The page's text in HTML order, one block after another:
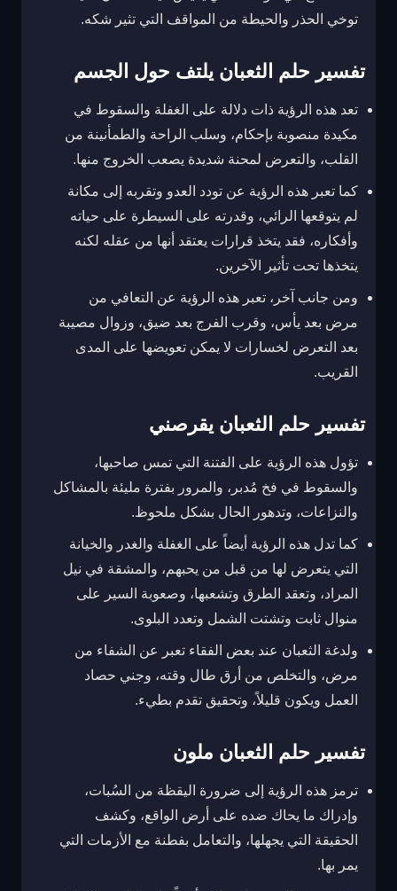
توخي الحذر والحيطة من المواقف التي تثير شكه.
تفسير حلم الثعبان يلتف حول الجسم
تعد هذه الرؤية ذات دلالة على الغفلة والسقوط في
مكيدة منصوبة بإحكام، وسلب الراحة والطمأنينة من
القلب، والتعرض لمحنة شديدة يصعب الخروج منها.
كما تعبر هذه الرؤية عن تودد العدو وتقربه إلى مكانة
لم يتوقعها الرائي، وقدرته على السيطرة على حياته
وأفكاره، فقد يتخذ قرارات يعتقد أنها من عقله لكنه
يتخذها تحت تأثير الآخرين.
ومن جانب آخر، تعبر هذه الرؤية عن التعافي من
مرض بعد يأس، وقرب الفرج بعد ضيق، وزوال مصيبة
بعد التعرض لخسارات لا يمكن تعويضها على المدى
القريب.
تفسير حلم الثعبان يقرصني
تؤول هذه الرؤية على الفتنة التي تمس صاحبها،
والسقوط في فخ مُدبر، والمرور بفترة مليئة بالمشاكل
والنزاعات، وتدهور الحال بشكل ملحوظ.
كما تدل هذه الرؤية أيضاً على الغفلة والغدر والخيانة
التي يتعرض لها من قبل من يحبهم، والمشقة في نيل
المراد، وتعقد الطرق وتشعبها، وصعوبة السير على
منوال ثابت وتشتت الشمل وتعدد البلوى.
ولدغة الثعبان عند بعض الفقاء تعبر عن الشفاء من
مرض، والتخلص من أرق طال وقته، وجني حصاد
العمل ويكون قليلاً، وتحقيق تقدم بطيء.
تفسير حلم الثعبان ملون
ترمز هذه الرؤية إلى ضرورة اليقظة من السُبات،
وإدراك ما يحاك ضده على أرض الواقع، وكشف
الحقيقة التي يجهلها، والتعامل بفطنة مع الأزمات التي
يمر بها.